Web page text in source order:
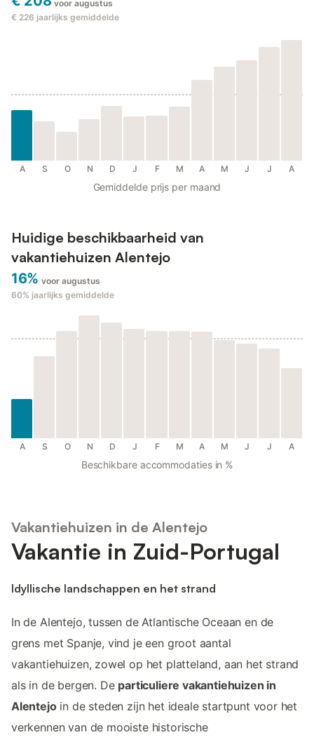
voor augustus
€ 226 jaarlijks gemiddelde
A S O N D J F M A M J J A
Gemiddelde prijs per maand
Huidige beschikbaarheid van
vakantiehuizen Alentejo
16% voor augustus
60% jaarlijks gemiddelde
A S O N D J F M A M J J A
Beschikbare accommodaties in %
Vakantiehuizen in de Alentejo
Vakantie in Zuid-Portugal
Idyllische landschappen en het strand
In de Alentejo, tussen de Atlantische Oceaan en de
grens met Spanje, vind je een groot aantal
vakantiehuizen, zowel op het platteland, aan het strand
als in de bergen. De particuliere vakantiehuizen in
Alentejoin de steden zijn het ideale startpunt voor het
verkennen van de mooiste historische